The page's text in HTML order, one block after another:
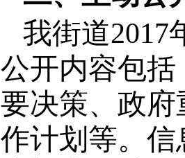
我街道2017
公开内容包
要决策、政
作计划等。